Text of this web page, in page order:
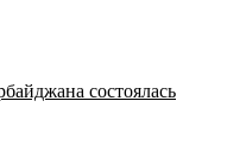
состоялась